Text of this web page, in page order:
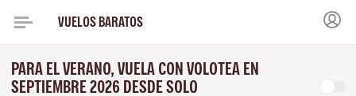
VUELOS BARATOS
PARA EL VERANO, VUELA CON VOLOTEA EN
SEPTIEMBRE 2026 DESDE SOLO